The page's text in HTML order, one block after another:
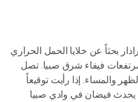
بحثاً عن خلايا الحمل الحراري
مرتفعات فيفاء شرق صبيا. تصل
والمساء. إذا رأيت توقيعاً
يحدث فيضان في وادي صبيا